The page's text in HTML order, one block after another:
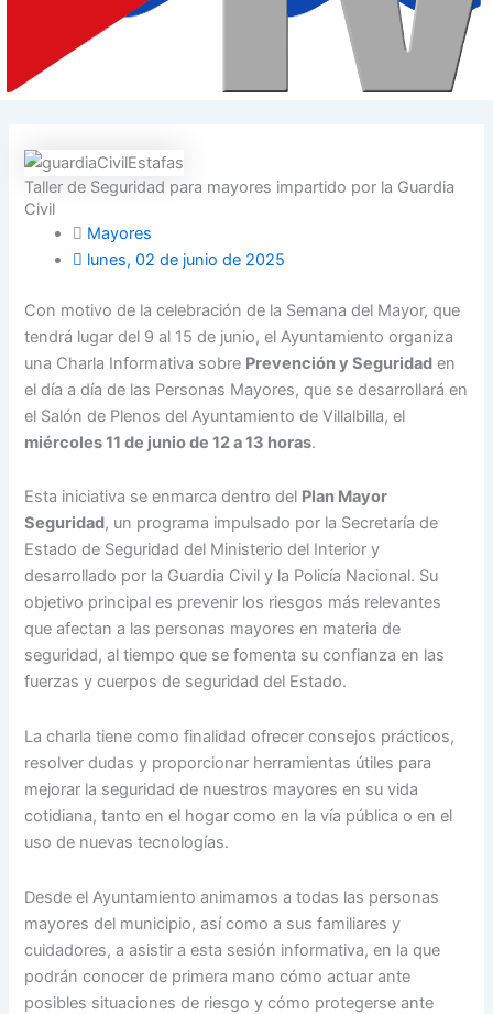
Taller de Seguridad para mayores impartido por la Guardia
Civil
Mayores
lunes, 02 de junio de 2025
Con motivo de la celebración de la Semana del Mayor, que
tendrá lugar del 9 al 15 de junio, el Ayuntamiento organiza
una Charla Informativa sobre Prevención y Seguridad en
el día a día de las Personas Mayores, que se desarrollará en
el Salón de Plenos del Ayuntamiento de Villalbilla, el
miércoles 11 de junio de 12 a 13 horas.
Esta iniciativa se enmarca dentro del Plan Mayor
Seguridad, un programa impulsado por la Secretaría de
Estado de Seguridad del Ministerio del Interior y
desarrollado por la Guardia Civil y la Policía Nacional. Su
objetivo principal es prevenir los riesgos más relevantes
que afectan a las personas mayores en materia de
seguridad, al tiempo que se fomenta su confianza en las
fuerzas y cuerpos de seguridad del Estado.
La charla tiene como finalidad ofrecer consejos prácticos,
resolver dudas y proporcionar herramientas útiles para
mejorar la seguridad de nuestros mayores en su vida
cotidiana, tanto en el hogar como en la vía pública o en el
uso de nuevas tecnologías.
Desde el Ayuntamiento animamos a todas las personas
mayores del municipio, así como a sus familiares y
cuidadores, a asistir a esta sesión informativa, en la que
podrán conocer de primera mano cómo actuar ante
posibles situaciones de riesgo y cómo protegerse ante